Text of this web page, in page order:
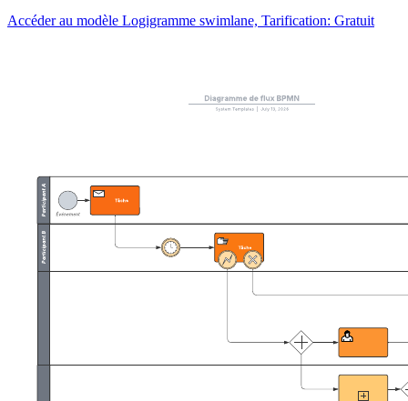
Accéder au modèle Logigramme swimlane, Tarification: Gratuit